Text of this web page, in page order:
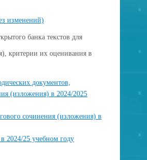
изменений)
банка текстов для
критерии их оценивания в
документов,
(изложения) в 2024/2025
сочинения (изложения) в
2024/25 учебном году